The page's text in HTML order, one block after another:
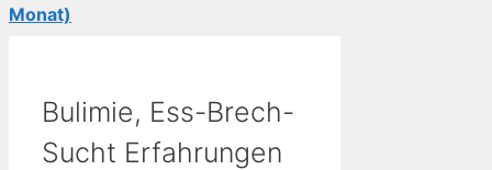
Monat)
Bulimie, Ess-Brech-
Sucht Erfahrungen